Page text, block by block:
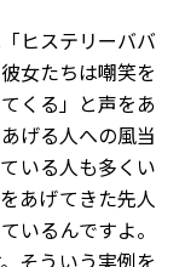
ヒステリーババ
女たちは嘲笑を
くる」と声をあ
げる人への風当
いる人も多くい
あげてきた先人
いるんですよ。